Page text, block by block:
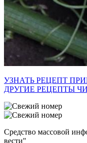
УЗНАТЬ РЕЦЕПТ
ДРУГИЕ РЕЦЕПТЫ
Средство массовой
вести"